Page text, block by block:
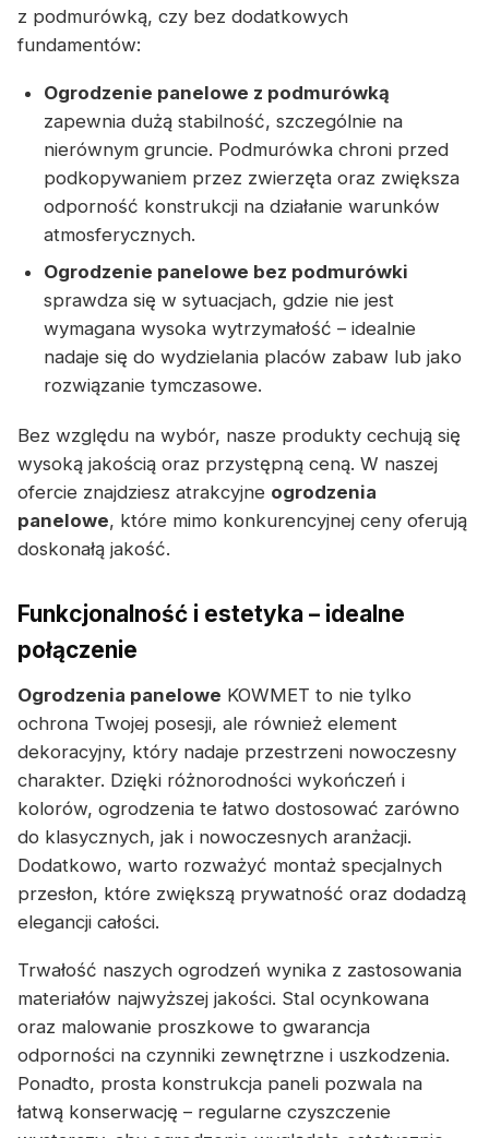
z podmurówką, czy bez dodatkowych
fundamentów:
Ogrodzenie panelowe z podmurówką
zapewnia dużą stabilność, szczególnie na
nierównym gruncie. Podmurówka chroni przed
podkopywaniem przez zwierzęta oraz zwiększa
odporność konstrukcji na działanie warunków
atmosferycznych.
Ogrodzenie panelowe bez podmurówki
sprawdza się w sytuacjach, gdzie nie jest
wymagana wysoka wytrzymałość – idealnie
nadaje się do wydzielania placów zabaw lub jako
rozwiązanie tymczasowe.
Bez względu na wybór, nasze produkty cechują się
wysoką jakością oraz przystępną ceną. W naszej
ofercie znajdziesz atrakcyjne ogrodzenia
panelowe, które mimo konkurencyjnej ceny oferują
doskonałą jakość.
Funkcjonalność i estetyka – idealne
połączenie
Ogrodzenia panelowe KOWMET to nie tylko
ochrona Twojej posesji, ale również element
dekoracyjny, który nadaje przestrzeni nowoczesny
charakter. Dzięki różnorodności wykończeń i
kolorów, ogrodzenia te łatwo dostosować zarówno
do klasycznych, jak i nowoczesnych aranżacji.
Dodatkowo, warto rozważyć montaż specjalnych
przesłon, które zwiększą prywatność oraz dodadzą
elegancji całości.
Trwałość naszych ogrodzeń wynika z zastosowania
materiałów najwyższej jakości. Stal ocynkowana
oraz malowanie proszkowe to gwarancja
odporności na czynniki zewnętrzne i uszkodzenia.
Ponadto, prosta konstrukcja paneli pozwala na
łatwą konserwację – regularne czyszczenie